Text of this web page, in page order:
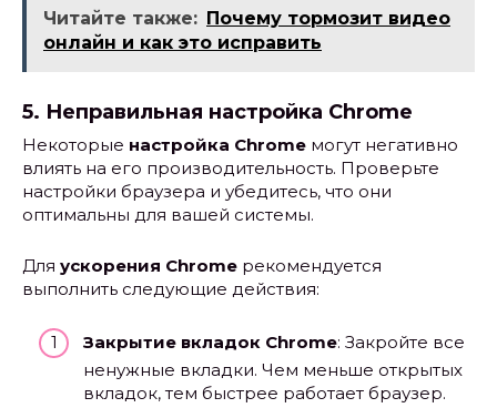
Читайте также: Почему тормозит видео
онлайн и как это исправить
5. Неправильная настройка Chrome
Некоторые настройка Chrome могут негативно
влиять на его производительность. Проверьте
настройки браузера и убедитесь, что они
оптимальны для вашей системы.
Для ускорения Chrome рекомендуется
выполнить следующие действия:
Закрытие вкладок Chrome: Закройте все
ненужные вкладки. Чем меньше открытых
вкладок, тем быстрее работает браузер.